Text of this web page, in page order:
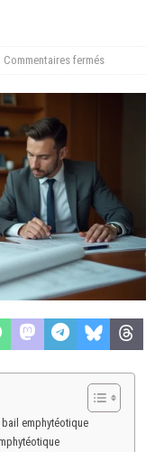
Commentaires fermés
emphytéotique